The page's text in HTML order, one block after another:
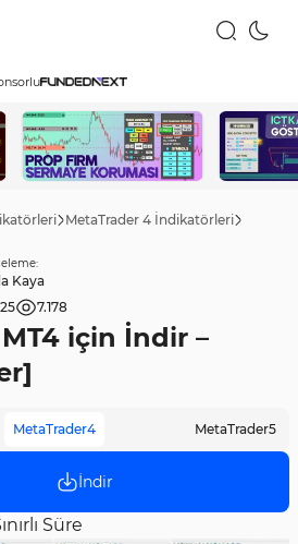
MetaTrader 4 İndikatörleri
Kaya
7.178
için İndir –
MetaTrader4 MetaTrader5
İndir
Süre